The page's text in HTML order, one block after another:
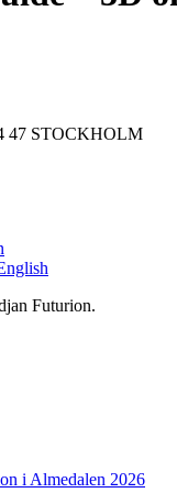
47 STOCKHOLM
Futurion.
i Almedalen 2026